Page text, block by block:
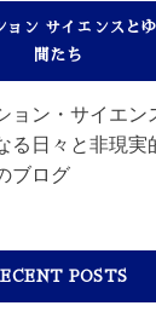
ョン サイエンスと
間たち
ョン・サイエン
る日々と非現実
ブログ
POSTS